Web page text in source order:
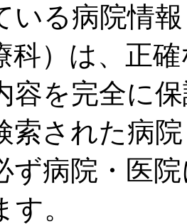
いる病院情
科）は、正
容を完全に
索された病
ず病院・医
。